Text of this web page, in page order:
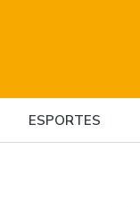
ESPORTES